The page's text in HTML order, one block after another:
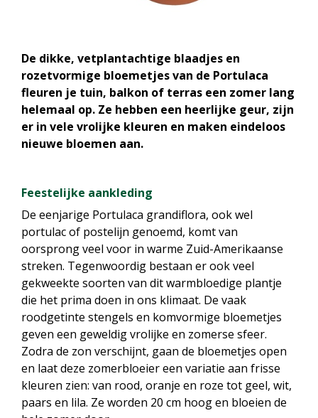
De dikke, vetplantachtige blaadjes en
rozetvormige bloemetjes van de Portulaca
fleuren je tuin, balkon of terras een zomer lang
helemaal op. Ze hebben een heerlijke geur, zijn
er in vele vrolijke kleuren en maken eindeloos
nieuwe bloemen aan.
Feestelijke aankleding
De eenjarige Portulaca grandiflora, ook wel
portulac of postelijn genoemd, komt van
oorsprong veel voor in warme Zuid-Amerikaanse
streken. Tegenwoordig bestaan er ook veel
gekweekte soorten van dit warmbloedige plantje
die het prima doen in ons klimaat. De vaak
roodgetinte stengels en komvormige bloemetjes
geven een geweldig vrolijke en zomerse sfeer.
Zodra de zon verschijnt, gaan de bloemetjes open
en laat deze zomerbloeier een variatie aan frisse
kleuren zien: van rood, oranje en roze tot geel, wit,
paars en lila. Ze worden 20 cm hoog en bloeien de